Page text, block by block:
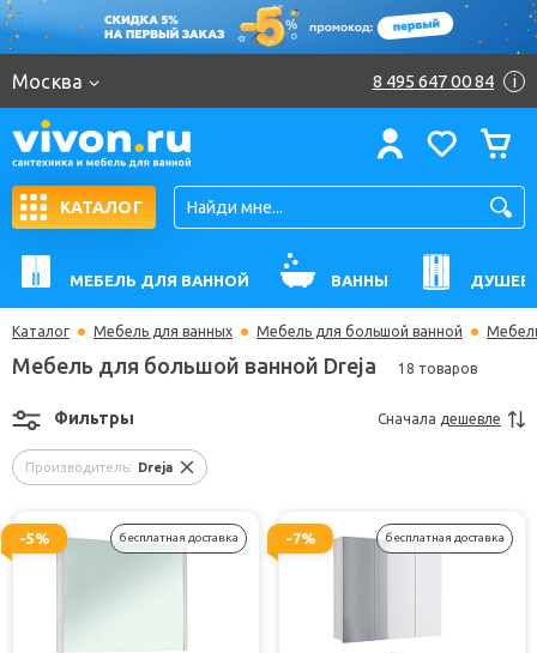
Москва 8 495 647 00 84 i
КАТАЛОГ
МЕБЕЛЬ ДЛЯ ВАННОЙ ВАННЫ
Каталог Мебель для ванных Мебель для большой ванной
Мебель для большой ванной Dreja 18 товаров
Производитель: Dreja
Фильтры Сначала дешевле
-5% бесплатная доставка -7% бесплатная доставка